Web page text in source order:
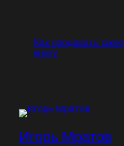
Как продавать свою
книгу
Игорь Мратов